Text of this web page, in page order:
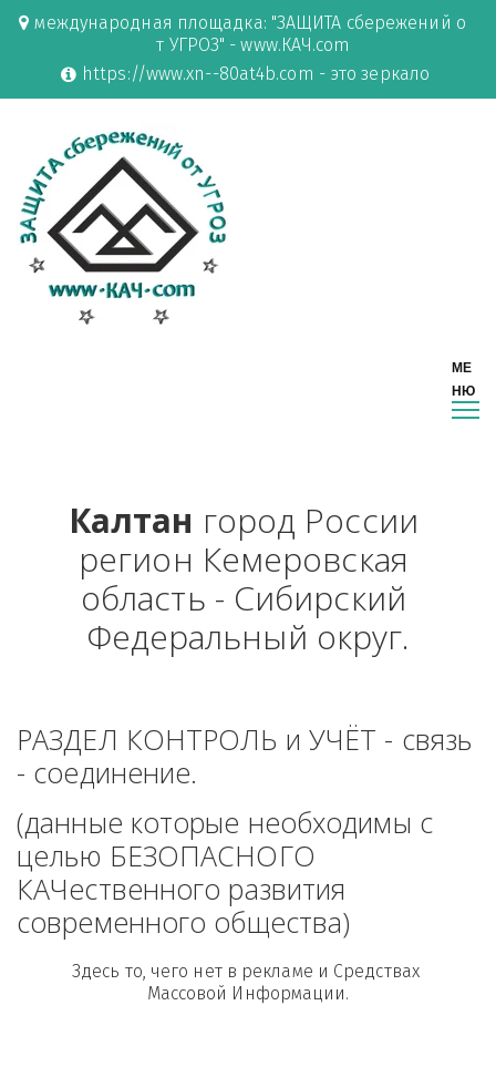
международная площадка: "ЗАЩИТА сбережений о
т УГРОЗ" - www.КАЧ.com
https://www.xn--80at4b.com - это зеркало
Калтан город России
регион Кемеровская
область - Сибирский
Федеральный округ.
РАЗДЕЛ КОНТРОЛЬ и УЧЁТ - связь
- соединение.
(данные которые необходимы с
целью БЕЗОПАСНОГО
КАЧественного развития
современного общества)
Здесь то, чего нет в рекламе и Средствах
Массовой Информации.